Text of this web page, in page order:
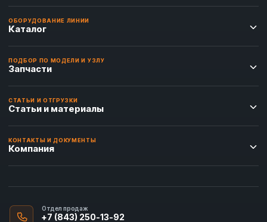
ОБОРУДОВАНИЕ ЛИНИИ
Каталог
ПОДБОР ПО МОДЕЛИ И УЗЛУ
Запчасти
СТАТЬИ И ОТГРУЗКИ
Статьи и материалы
КОНТАКТЫ И ДОКУМЕНТЫ
Компания
Отдел продаж
+7 (843) 250-13-92